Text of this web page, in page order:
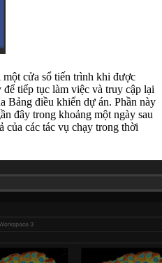
cửa sổ tiến trình khi được
tiếp tục làm việc và truy cập lại
Bảng điều khiển dự án. Phần này
đây trong khoảng một ngày sau
của các tác vụ chạy trong thời